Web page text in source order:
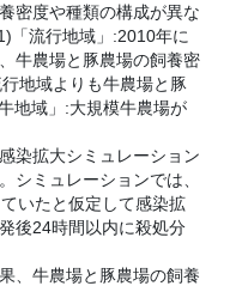
密度や種類の構成が異な
「流行地域」:2010年に
牛農場と豚農場の飼養密
地域よりも牛農場と豚
地域」:大規模牛農場が
染拡大シミュレーション
シミュレーションでは、
いたと仮定して感染拡
後24時間以内に殺処分
、牛農場と豚農場の飼養